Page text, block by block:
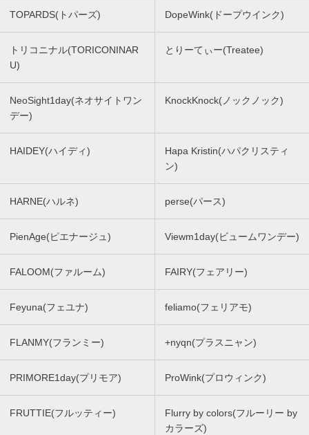
TOPARDS(トパーズ) DopeWink(ドープウインク)
トリコニナル(TORICONINAR
U)
とりーてぃー(Treatee)
NeoSight1day(ネオサイトワン
デー)
KnockKnock(ノックノック)
HAIDEY(ハイディ)
Hapa Kristin(ハパクリスティ
ン)
HARNE(ハルネ) perse(パース)
PienAge(ピエナージュ) Viewm1day(ビュームワンデー)
FALOOM(ファルーム) FAIRY(フェアリー)
Feyuna(フェユナ) feliamo(フェリアモ)
FLANMY(フランミー) +nyqn(プラスニャン)
PRIMORE1day(プリモア) ProWink(プロウィンク)
FRUTTIE(フルッティー)
Flurry by colors(フルーリー by
カラーズ)